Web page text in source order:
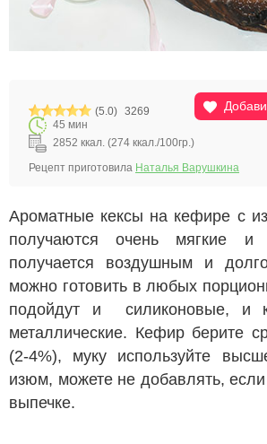
(5.0) 3269
45 мин
2852 ккал. (274 ккал./100гр.)
Рецепт приготовила Наталья Варушкина
Ароматные кексы на кефире с
получаются очень мягкие и
получается воздушным и
можно готовить в любых
подойдут и силиконовые, и
металлические. Кефир берите
(2-4%), муку используйте
изюм, можете не добавлять,
выпечке.